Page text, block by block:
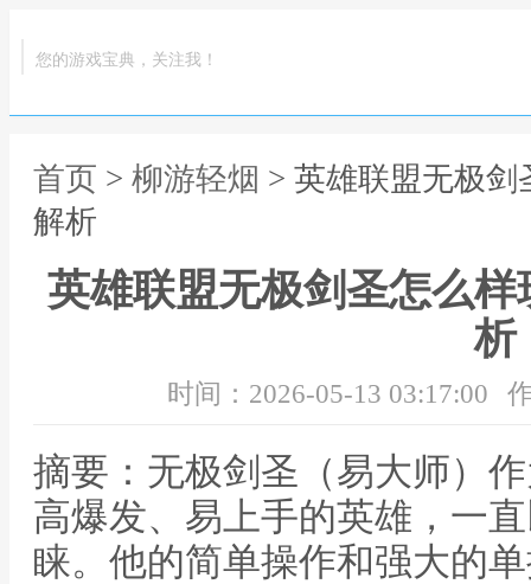
您的游戏宝典，关注我！
首页 > 柳游轻烟 > 英雄联盟无极
解析
英雄联盟无极剑圣怎么
析
时间：2026-05-13 03:17:00
摘要：无极剑圣（易大师）
高爆发、易上手的英雄，一
睐。他的简单操作和强大的